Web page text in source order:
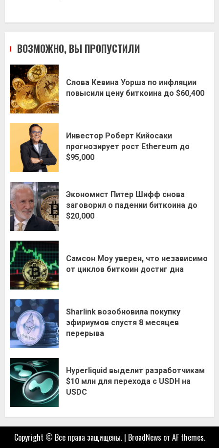
ВОЗМОЖНО, ВЫ ПРОПУСТИЛИ
Слова Кевина Уорша по инфляции
повысили цену биткоина до $60,400
Инвестор Роберт Кийосаки
прогнозирует рост Ethereum до
$95,000
Экономист Питер Шифф снова
заговорил о падении биткоина до
$20,000
Самсон Моу уверен, что независимо
от циклов биткоин достиг дна
Sharlink возобновила покупку
эфириумов спустя 8 месяцев
перерыва
Hyperliquid выделит разработчикам
$10 млн для перехода с USDH на
USDC
Copyright © Все права защищены. | BroadNews от AF themes.